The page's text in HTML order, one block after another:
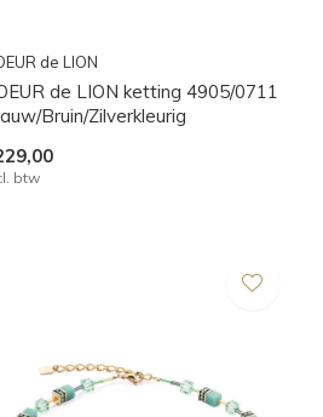
de LION
de LION ketting 4905/0711
Bruin/Zilverkleurig
btw